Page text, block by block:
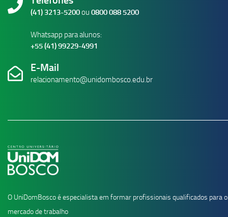
(41) 3213-5200ou 0800 088 5200
Whatsapp para alunos:
+55 (41) 99229-4991
E-Mail
relacionamento@unidombosco.edu.br
O UniDomBosco é especialista em formar profissionais qualificados para o
mercado de trabalho